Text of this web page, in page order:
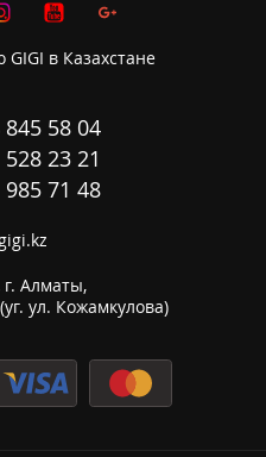
GIGI в Казахстане
845 58 04
23 21
985 71 48
г. Алматы,
ул. Кожамкулова)